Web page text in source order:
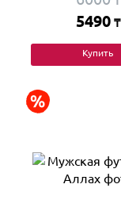
5490 ₸
Купить